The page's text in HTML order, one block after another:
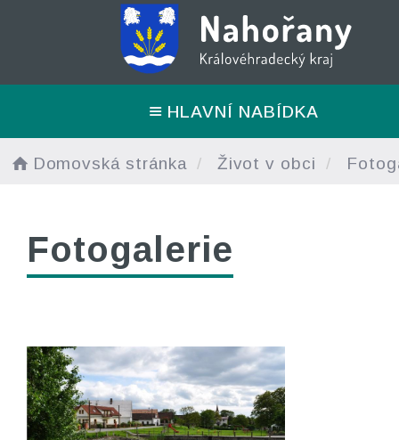
HLAVNÍ NABÍDKA
Domovská stránka Život v obci
Fotogalerie